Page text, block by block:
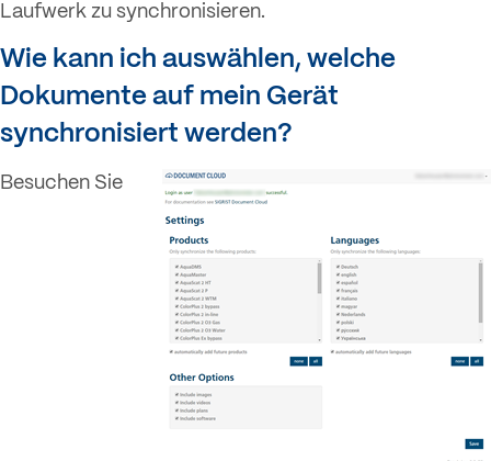
Laufwerk zu synchronisieren.
Wie kann ich auswählen, welche
Dokumente auf mein Gerät
synchronisiert werden?
Besuchen Sie